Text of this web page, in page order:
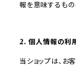
報を意味するもの
2. 個人情報の利
当ショップは、お